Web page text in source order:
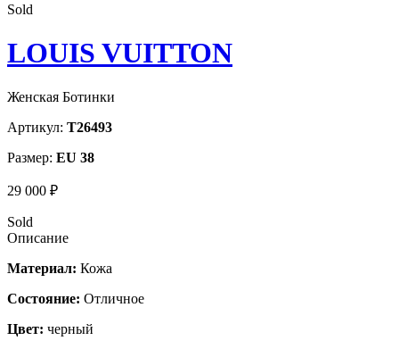
Sold
LOUIS VUITTON
Женская Ботинки
Артикул: T26493
Размер: EU 38
29 000 ₽
Sold
Описание
Материал: Кожа
Состояние: Отличное
Цвет: черный